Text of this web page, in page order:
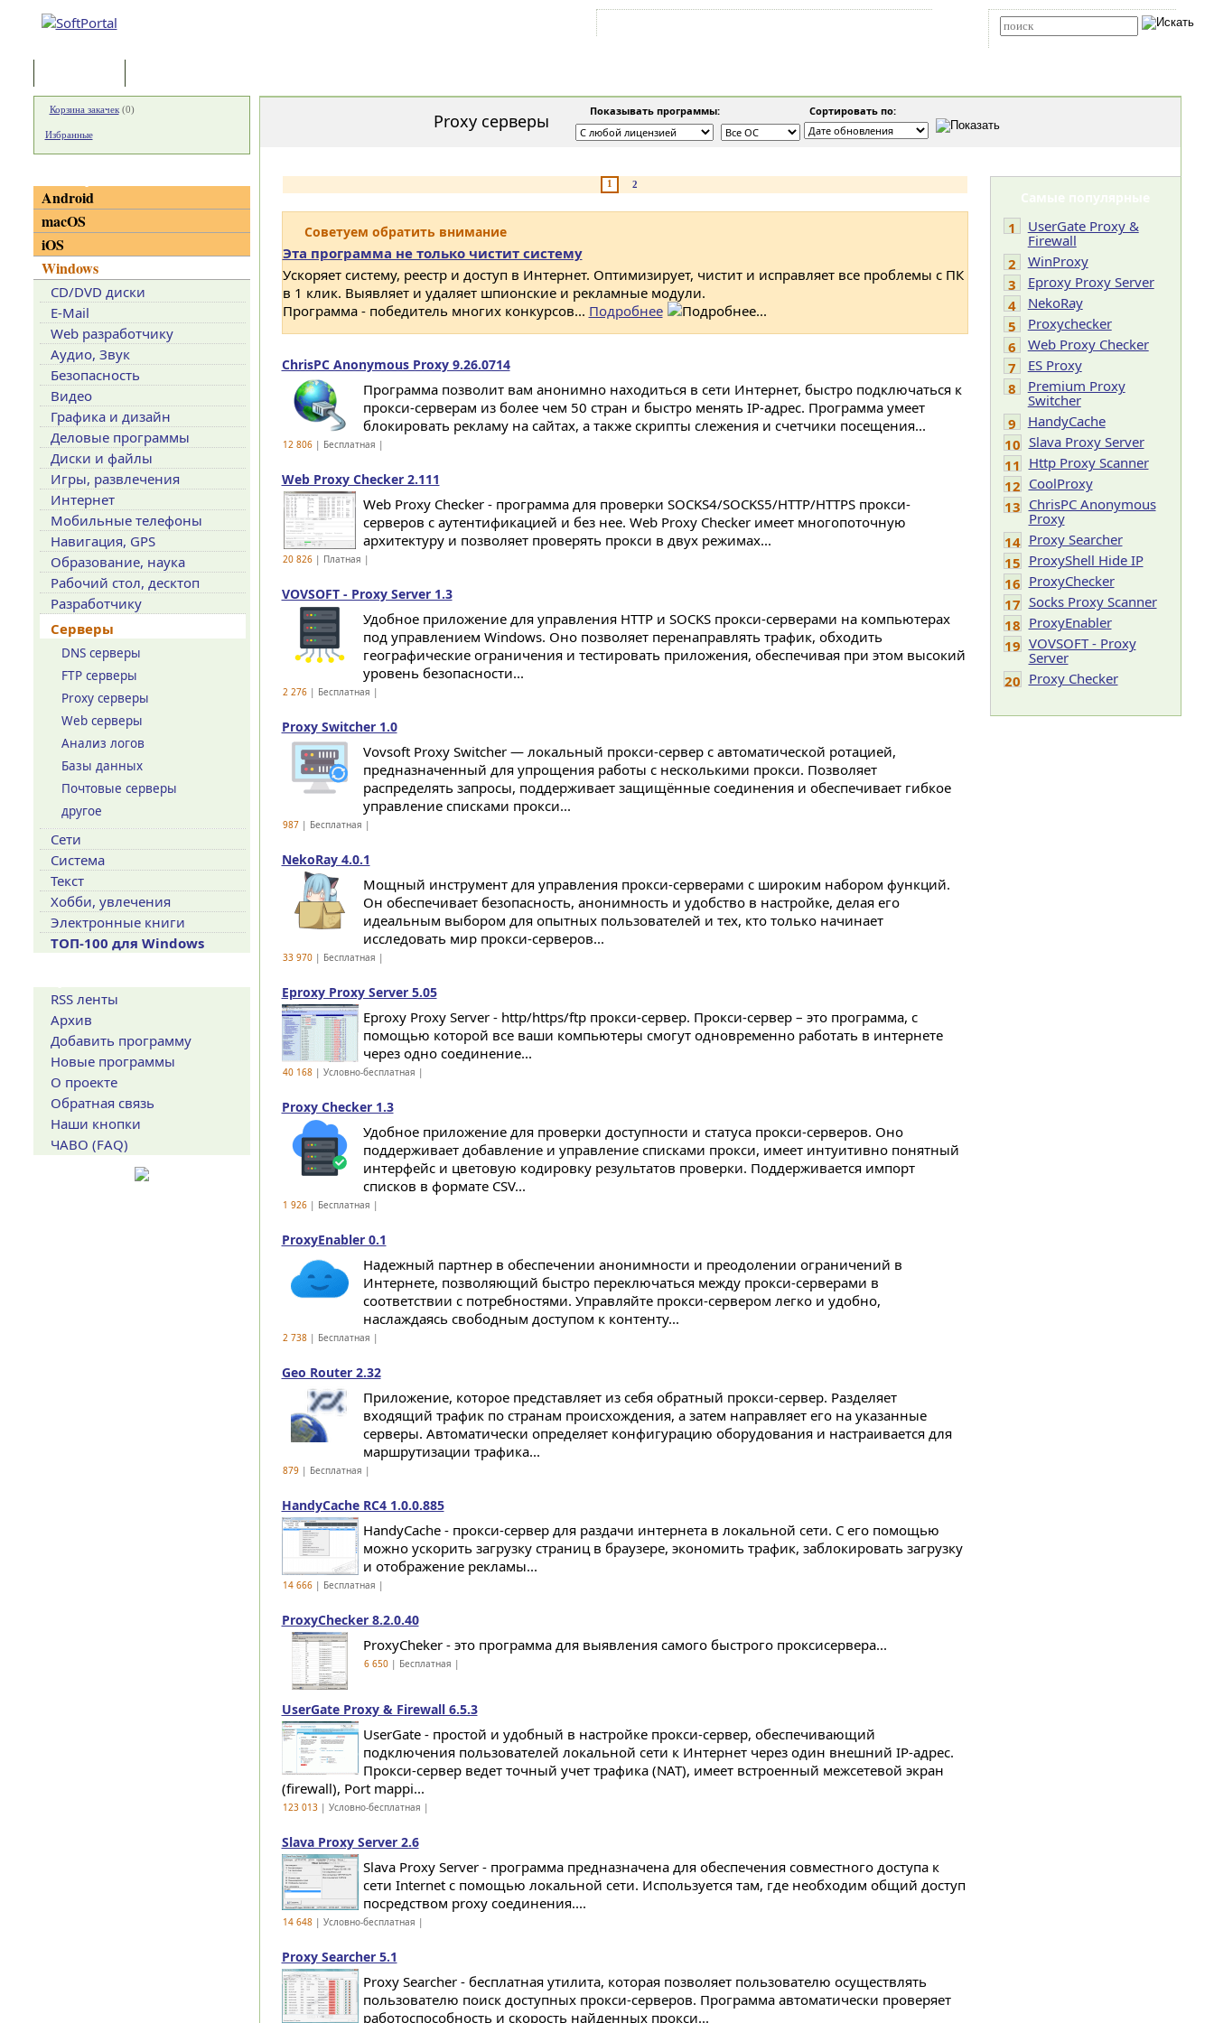
Proxy серверы Показывать программы: Сортировать по:
1 2
Советуем обратить внимание
Эта программа не только чистит систему
Ускоряет систему, реестр и доступ в Интернет. Оптимизирует, чистит и исправляет все проблемы с ПК
в 1 клик. Выявляет и удаляет шпионские и рекламные модули.
Программа - победитель многих конкурсов... Подробнее
ChrisPC Anonymous Proxy 9.26.0714
Программа позволит вам анонимно находиться в сети Интернет, быстро подключаться к
прокси-серверам из более чем 50 стран и быстро менять IP-адрес. Программа умеет
блокировать рекламу на сайтах, а также скрипты слежения и счетчики посещения...
12 806| Бесплатная |
Web Proxy Checker 2.111
Web Proxy Checker - программа для проверки SOCKS4/SOCKS5/HTTP/HTTPS прокси-
серверов с аутентификацией и без нее. Web Proxy Checker имеет многопоточную
архитектуру и позволяет проверять прокси в двух режимах...
20 826| Платная |
VOVSOFT - Proxy Server 1.3
Удобное приложение для управления HTTP и SOCKS прокси-серверами на компьютерах
под управлением Windows. Оно позволяет перенаправлять трафик, обходить
географические ограничения и тестировать приложения, обеспечивая при этом высокий
уровень безопасности...
2 276| Бесплатная |
Proxy Switcher 1.0
Vovsoft Proxy Switcher — локальный прокси-сервер с автоматической ротацией,
предназначенный для упрощения работы с несколькими прокси. Позволяет
распределять запросы, поддерживает защищённые соединения и обеспечивает гибкое
управление списками прокси...
987| Бесплатная |
NekoRay 4.0.1
Мощный инструмент для управления прокси-серверами с широким набором функций.
Он обеспечивает безопасность, анонимность и удобство в настройке, делая его
идеальным выбором для опытных пользователей и тех, кто только начинает
исследовать мир прокси-серверов...
33 970| Бесплатная |
Eproxy Proxy Server 5.05
Eproxy Proxy Server - http/https/ftp прокси-сервер. Прокси-сервер – это программа, с
помощью которой все ваши компьютеры смогут одновременно работать в интернете
через одно соединение...
40 168| Условно-бесплатная |
Proxy Checker 1.3
Удобное приложение для проверки доступности и статуса прокси-серверов. Оно
поддерживает добавление и управление списками прокси, имеет интуитивно понятный
интерфейс и цветовую кодировку результатов проверки. Поддерживается импорт
списков в формате CSV...
1 926| Бесплатная |
ProxyEnabler 0.1
Надежный партнер в обеспечении анонимности и преодолении ограничений в
Интернете, позволяющий быстро переключаться между прокси-серверами в
соответствии с потребностями. Управляйте прокси-сервером легко и удобно,
наслаждаясь свободным доступом к контенту...
2 738| Бесплатная |
Geo Router 2.32
Приложение, которое представляет из себя обратный прокси-сервер. Разделяет
входящий трафик по странам происхождения, а затем направляет его на указанные
серверы. Автоматически определяет конфигурацию оборудования и настраивается для
маршрутизации трафика...
879| Бесплатная |
HandyCache RC4 1.0.0.885
HandyCache - прокси-сервер для раздачи интернета в локальной сети. С его помощью
можно ускорить загрузку страниц в браузере, экономить трафик, заблокировать загрузку
и отображение рекламы...
14 666| Бесплатная |
ProxyChecker 8.2.0.40
ProxyCheker - это программа для выявления самого быстрого проксисервера...
6 650| Бесплатная |
UserGate Proxy & Firewall 6.5.3
UserGate - простой и удобный в настройке прокси-сервер, обеспечивающий
подключения пользователей локальной сети к Интернет через один внешний IP-адрес.
Прокси-сервер ведет точный учет трафика (NAT), имеет встроенный межсетевой экран
(firewall), Port mappi...
123 013| Условно-бесплатная |
Slava Proxy Server 2.6
Slava Proxy Server - программа предназначена для обеспечения совместного доступа к
сети Internet с помощью локальной сети. Используется там, где необходим общий доступ
посредством proxy соединения....
14 648| Условно-бесплатная |
Proxy Searcher 5.1
Proxy Searcher - бесплатная утилита, которая позволяет пользователю осуществлять
пользователю поиск доступных прокси-серверов. Программа автоматически проверяет
работоспособность и скорость найденных прокси...
Самые популярные
1
UserGate Proxy &
Firewall
2
WinProxy
3
Eproxy Proxy Server
4
NekoRay
5
Proxychecker
6
Web Proxy Checker
7
ES Proxy
8
Premium Proxy
Switcher
9
HandyCache
10 Slava Proxy Server
11 Http Proxy Scanner
12 CoolProxy
13 ChrisPC Anonymous
Proxy
14 Proxy Searcher
15 ProxyShell Hide IP
16 ProxyChecker
17 Socks Proxy Scanner
18 ProxyEnabler
19 VOVSOFT - Proxy
Server
20 Proxy Checker
Корзина закачек(0)
Избранные
Android
macOS
iOS
Windows
CD/DVD диски
E-Mail
Web разработчику
Аудио, Звук
Безопасность
Видео
Графика и дизайн
Деловые программы
Диски и файлы
Игры, развлечения
Интернет
Мобильные телефоны
Навигация, GPS
Образование, наука
Рабочий стол, десктоп
Разработчику
Серверы
DNS серверы
FTP серверы
Proxy серверы
Web серверы
Анализ логов
Базы данных
Почтовые серверы
другое
Сети
Система
Текст
Хобби, увлечения
Электронные книги
ТОП-100 для Windows
RSS ленты
Архив
Добавить программу
Новые программы
О проекте
Обратная связь
Наши кнопки
ЧАВО (FAQ)